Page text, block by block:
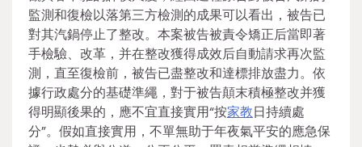
監測和復檢以落第三方檢測的成果可以看出，被告已
對其汽鍋停止了整改。本案被告被責令矯正后當即著
手檢驗、改革，并在整改獲得成效后自動請求再次監
測，直至復檢前，被告已盡整改和達標排放盡力。依
據行政處分的基礎準繩，對于被告顛末積極整改并獲
得明顯後果的，應不宜直接實用“按家教日持續處
分”。假如直接實用，不單無助于年夜氣平安的應急保